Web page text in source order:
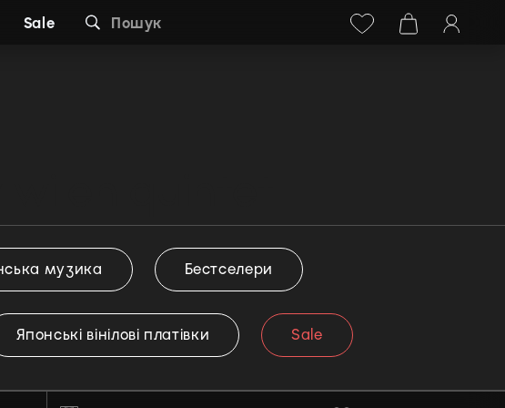
+38 (068) 778-40-38
Sale Пошук
quintet
музика Бестселери
Японські вінілові платівки Sale